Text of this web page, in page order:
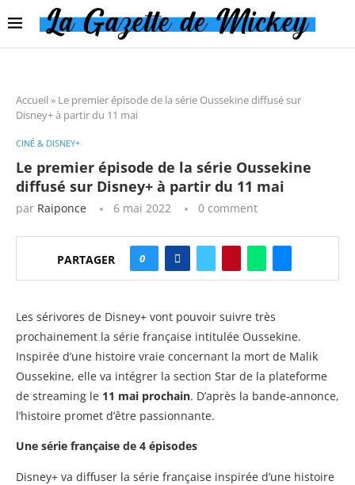
Accueil » Le premier épisode de la série Oussekine diffusé sur
Disney+ à partir du 11 mai
CINÉ & DISNEY+
Le premier épisode de la série Oussekine
diffusé sur Disney+ à partir du 11 mai
par Raiponce 6 mai 2022 0 comment
PARTAGER 0
Les sérivores de Disney+ vont pouvoir suivre très
prochainement la série française intitulée Oussekine.
Inspirée d’une histoire vraie concernant la mort de Malik
Oussekine, elle va intégrer la section Star de la plateforme
de streaming le 11 mai prochain. D’après la bande-annonce,
l’histoire promet d’être passionnante.
Une série française de 4 épisodes
Disney+ va diffuser la série française inspirée d’une histoire